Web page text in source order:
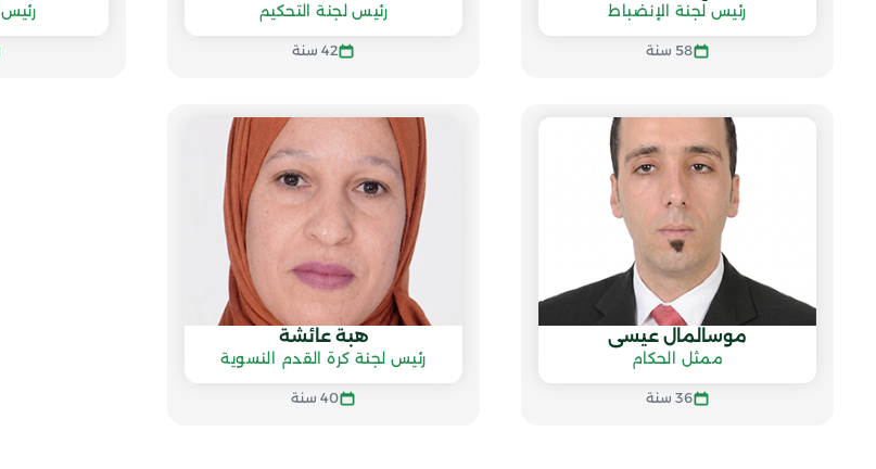
رئيس لجنة الإنضباط
58 سنة
رئيس لجنة التحكيم
42 سنة
رئيس
موسالمال عيسى
ممثل الحكام
36 سنة
هبة عائشة
رئيس لجنة كرة القدم النسوية
40 سنة